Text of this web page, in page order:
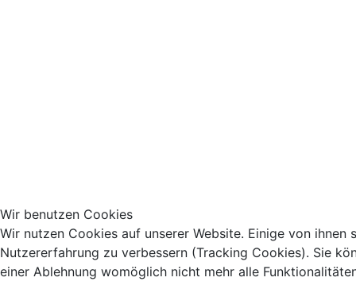
Wir benutzen Cookies
Wir nutzen Cookies auf unserer Website. Einige von
Nutzererfahrung zu verbessern (Tracking Cookies). Sie
einer Ablehnung womöglich nicht mehr alle